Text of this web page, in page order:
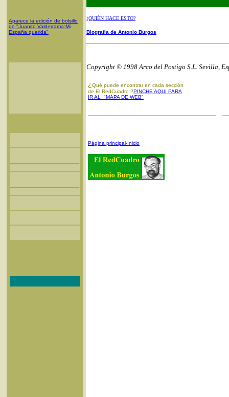
Aparece la edición de bolsillo
de "Juanito Valderrama:Mi
España querida"
¿QUIÉN HACE ESTO?
Biografía de Antonio Burgos
Copyright © 1998 Arco del Postigo S.L. Sevilla,
¿ Qué puede encontrar en cada sección
de El RedCuadro ?PINCHE AQUI PARA
IR AL "MAPA DE WEB"
Página principal-Inicio